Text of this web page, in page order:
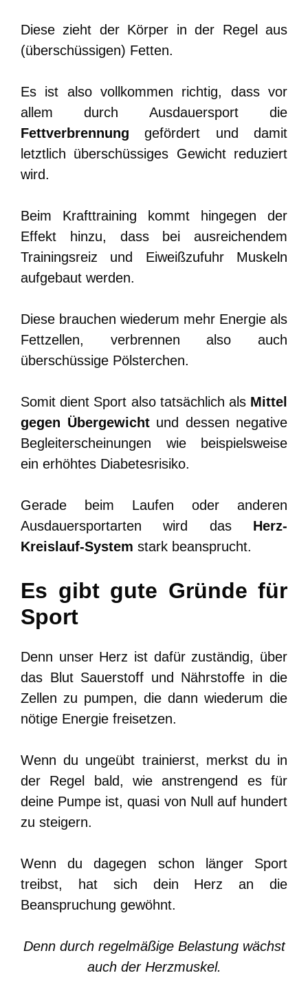
Diese zieht der Körper in der Regel aus
(überschüssigen) Fetten.
Es ist also vollkommen richtig, dass vor
allem durch Ausdauersport die
Fettverbrennung gefördert und damit
letztlich überschüssiges Gewicht reduziert
wird.
Beim Krafttraining kommt hingegen der
Effekt hinzu, dass bei ausreichendem
Trainingsreiz und Eiweißzufuhr Muskeln
aufgebaut werden.
Diese brauchen wiederum mehr Energie als
Fettzellen, verbrennen also auch
überschüssige Pölsterchen.
Somit dient Sport also tatsächlich als Mittel
gegen Übergewichtund dessen negative
Begleiterscheinungen wie beispielsweise
ein erhöhtes Diabetesrisiko.
Gerade beim Laufen oder anderen
Ausdauersportarten wird das Herz-
Kreislauf-System stark beansprucht.
Es gibt gute Gründe für
Sport
Denn unser Herz ist dafür zuständig, über
das Blut Sauerstoff und Nährstoffe in die
Zellen zu pumpen, die dann wiederum die
nötige Energie freisetzen.
Wenn du ungeübt trainierst, merkst du in
der Regel bald, wie anstrengend es für
deine Pumpe ist, quasi von Null auf hundert
zu steigern.
Wenn du dagegen schon länger Sport
treibst, hat sich dein Herz an die
Beanspruchung gewöhnt.
Denn durch regelmäßige Belastung wächst
auch der Herzmuskel.